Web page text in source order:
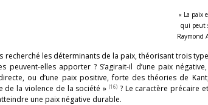
« La paix
qui peut
Raymond
les déterminants de la paix, théorisant trois
elles apporter ? S’agirait-il d’une paix
ou d’une paix positive, forte des théories de
de la violence de la société »(16) ? Le caractère précaire
une paix négative durable.